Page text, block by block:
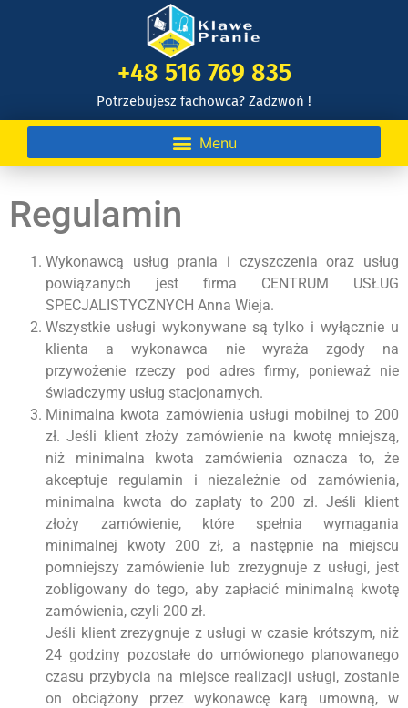
+48 516 769 835
Potrzebujesz fachowca? Zadzwoń !
Regulamin
Wykonawcą usług prania i czyszczenia oraz usług
powiązanych jest firma CENTRUM USŁUG
SPECJALISTYCZNYCH Anna Wieja.
Wszystkie usługi wykonywane są tylko i wyłącznie u
klienta a wykonawca nie wyraża zgody na
przywożenie rzeczy pod adres firmy, ponieważ nie
świadczymy usług stacjonarnych.
Minimalna kwota zamówienia usługi mobilnej to 200
zł. Jeśli klient złoży zamówienie na kwotę mniejszą,
niż minimalna kwota zamówienia oznacza to, że
akceptuje regulamin i niezależnie od zamówienia,
minimalna kwota do zapłaty to 200 zł. Jeśli klient
złoży zamówienie, które spełnia wymagania
minimalnej kwoty 200 zł, a następnie na miejscu
pomniejszy zamówienie lub zrezygnuje z usługi, jest
zobligowany do tego, aby zapłacić minimalną kwotę
zamówienia, czyli 200 zł.
Jeśli klient zrezygnuje z usługi w czasie krótszym, niż
24 godziny pozostałe do umówionego planowanego
czasu przybycia na miejsce realizacji usługi, zostanie
on obciążony przez wykonawcę karą umowną, w